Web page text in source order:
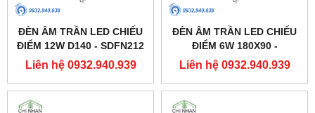
ĐÈN ÂM TRẦN LED CHIẾU
ĐIỂM 12W D140 - SDFN212
- DUHAL
Liên hệ 0932.940.939
ĐÈN ÂM TRẦN LED CHIẾU
ĐIỂM 6W 180X90 -
SDFC202 - DUHAL
Liên hệ 0932.940.939